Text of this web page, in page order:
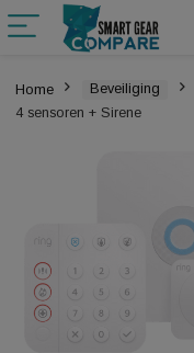
Home Beveiliging